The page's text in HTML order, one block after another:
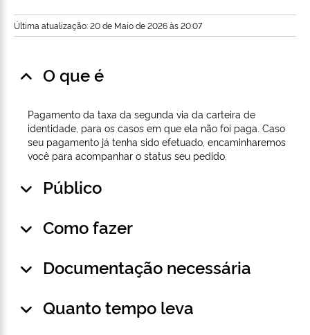
Última atualização: 20 de Maio de 2026 às 20:07
O que é
Pagamento da taxa da segunda via da carteira de
identidade, para os casos em que ela não foi paga. Caso
seu pagamento já tenha sido efetuado, encaminharemos
você para acompanhar o status seu pedido.
Público
Como fazer
Documentação necessária
Quanto tempo leva